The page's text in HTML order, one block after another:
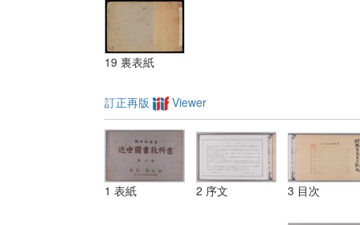
19 裏表紙
訂正再版 Viewer
1 表紙 2 序文 3 目次